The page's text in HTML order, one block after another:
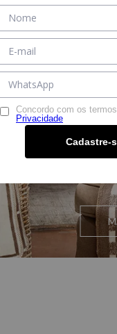
Concordo com os
Privacidade
Cadastre-